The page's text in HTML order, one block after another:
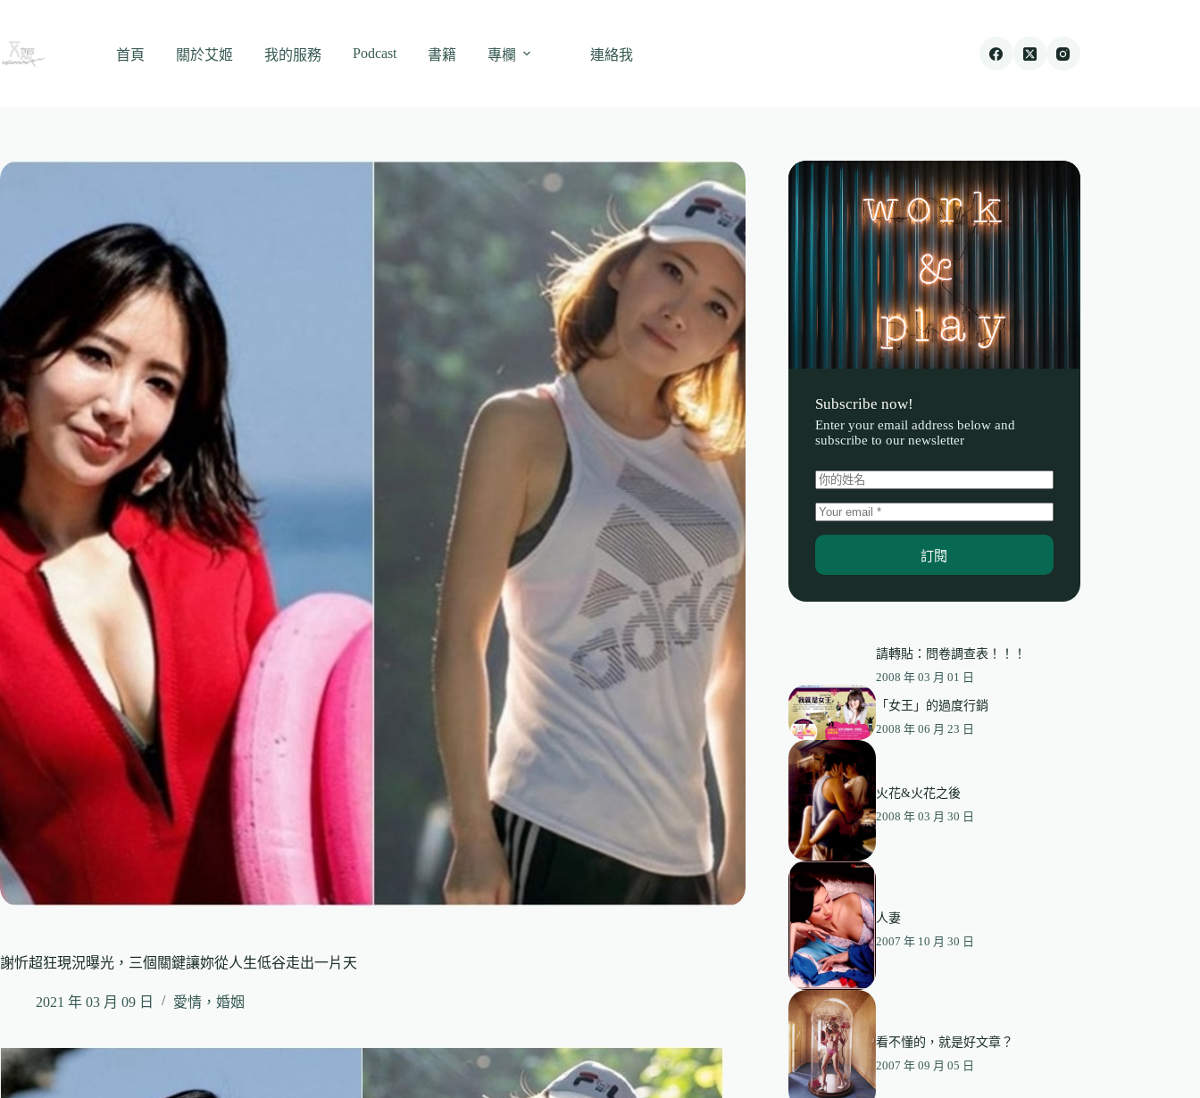
主
首頁 關於艾姬 我的服務 Podcast 書籍 專欄 連絡我
謝忻超狂現況曝光，三個關鍵讓妳從人生低谷走出一片天
2021 年 03 月 09 日 愛情，婚姻
Subscribe now!
Enter your email address below and
subscribe to our newsletter
訂閱
請轉貼：問卷調查表！！！
2008 年 03 月 01 日
「女王」的過度行銷
2008 年 06 月 23 日
火花&火花之後
2008 年 03 月 30 日
人妻
2007 年 10 月 30 日
看不懂的，就是好文章？
2007 年 09 月 05 日